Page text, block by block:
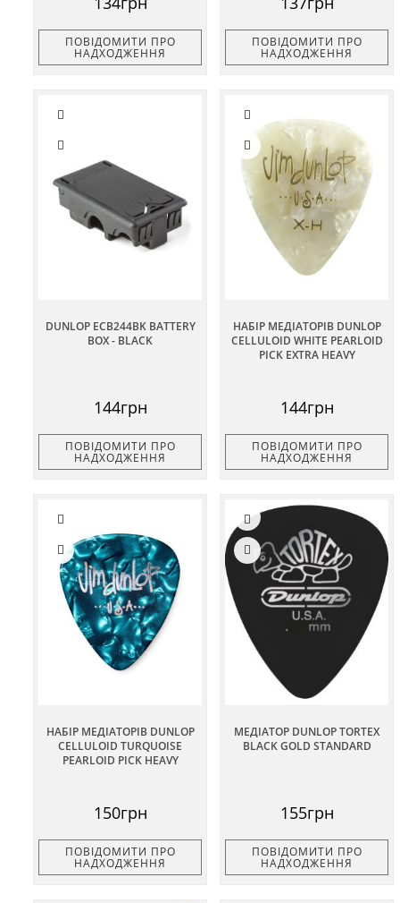
ПОВІДОМИТИ ПРО
НАДХОДЖЕННЯ
ПОВІДОМИТИ ПРО
НАДХОДЖЕННЯ
DUNLOP ECB244BK BATTERY
BOX - BLACK
144грн
ПОВІДОМИТИ ПРО
НАДХОДЖЕННЯ
НАБІР МЕДІАТОРІВ DUNLOP
CELLULOID WHITE PEARLOID
PICK EXTRA HEAVY
144грн
ПОВІДОМИТИ ПРО
НАДХОДЖЕННЯ
НАБІР МЕДІАТОРІВ DUNLOP
CELLULOID TURQUOISE
PEARLOID PICK HEAVY
150грн
ПОВІДОМИТИ ПРО
НАДХОДЖЕННЯ
МЕДІАТОР DUNLOP TORTEX
BLACK GOLD STANDARD
155грн
ПОВІДОМИТИ ПРО
НАДХОДЖЕННЯ